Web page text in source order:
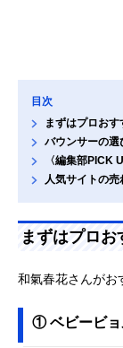
目次
まずはプロお
バウンサーの選
〈編集部PICK
人気サイトの
まずはプロ
和氣春花さんがお
① ベビービョ